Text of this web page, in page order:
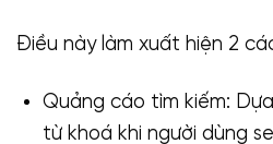
Điều này làm xuất hiện 2
Quảng cáo tìm kiếm:
từ khoá khi người dùng